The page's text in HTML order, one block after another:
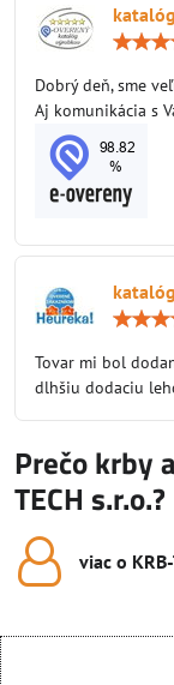
Dobrý deň, sme
Aj komunikácia s
Tovar mi bol
dlhšiu dodaciu
Prečo krby
TECH s.r.o.?
viac o